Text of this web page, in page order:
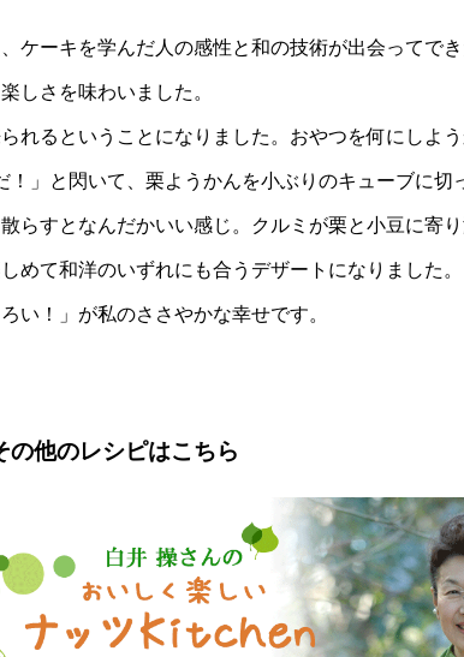
ケーキを学んだ人の感性と和の技術が出会ってで
しさを味わいました。
れるということになりました。おやつを何にしよ
！」と閃いて、栗ようかんを小ぶりのキューブに切
らすとなんだかいい感じ。クルミが栗と小豆に寄
めて和洋のいずれにも合うデザートになりました
い！」が私のささやかな幸せです。
の他のレシピはこちら